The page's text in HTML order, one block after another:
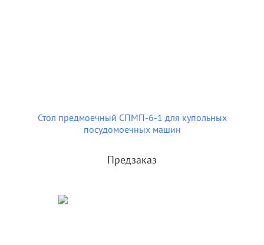
Стол предмоечный СПМП-6-1 для купольных
посудомоечных машин
Предзаказ